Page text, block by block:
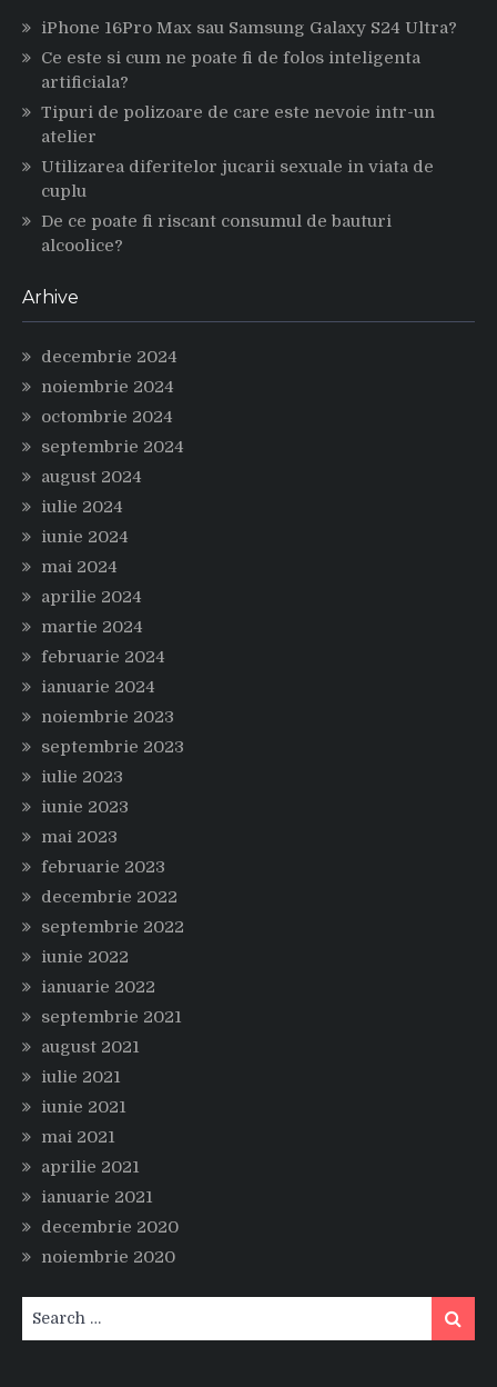
iPhone 16Pro Max sau Samsung Galaxy S24 Ultra?
Ce este si cum ne poate fi de folos inteligenta
artificiala?
Tipuri de polizoare de care este nevoie intr-un
atelier
Utilizarea diferitelor jucarii sexuale in viata de
cuplu
De ce poate fi riscant consumul de bauturi
alcoolice?
Arhive
decembrie 2024
noiembrie 2024
octombrie 2024
septembrie 2024
august 2024
iulie 2024
iunie 2024
mai 2024
aprilie 2024
martie 2024
februarie 2024
ianuarie 2024
noiembrie 2023
septembrie 2023
iulie 2023
iunie 2023
mai 2023
februarie 2023
decembrie 2022
septembrie 2022
iunie 2022
ianuarie 2022
septembrie 2021
august 2021
iulie 2021
iunie 2021
mai 2021
aprilie 2021
ianuarie 2021
decembrie 2020
noiembrie 2020
Search
Search